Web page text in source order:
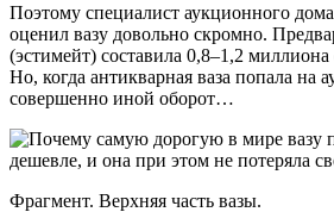
Поэтому специалист аукционного
оценил вазу довольно скромно.
(эстимейт) составила 0,8–1,2
Но, когда антикварная ваза попала на
совершенно иной оборот…
Фрагмент. Верхняя часть вазы.